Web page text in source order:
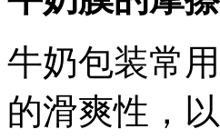
牛奶包装常
的滑爽性，